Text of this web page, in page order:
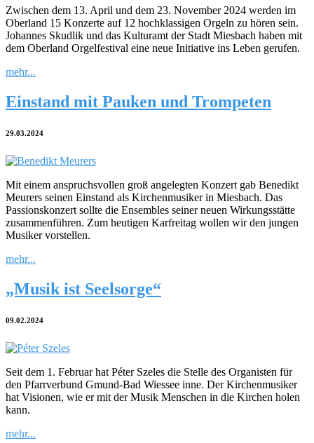
Zwischen dem 13. April und dem 23. November 2024 werden im
Oberland 15 Konzerte auf 12 hochklassigen Orgeln zu hören sein.
Johannes Skudlik und das Kulturamt der Stadt Miesbach haben mit
dem Oberland Orgelfestival eine neue Initiative ins Leben gerufen.
mehr...
Einstand mit Pauken und Trompeten
29.03.2024
Mit einem anspruchsvollen groß angelegten Konzert gab Benedikt
Meurers seinen Einstand als Kirchenmusiker in Miesbach. Das
Passionskonzert sollte die Ensembles seiner neuen Wirkungsstätte
zusammenführen. Zum heutigen Karfreitag wollen wir den jungen
Musiker vorstellen.
mehr...
„Musik ist Seelsorge“
09.02.2024
Seit dem 1. Februar hat Péter Szeles die Stelle des Organisten für
den Pfarrverbund Gmund-Bad Wiessee inne. Der Kirchenmusiker
hat Visionen, wie er mit der Musik Menschen in die Kirchen holen
kann.
mehr...